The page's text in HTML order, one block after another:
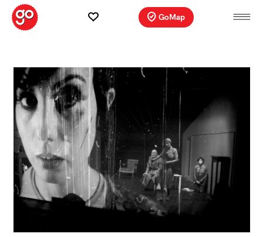
GoMap